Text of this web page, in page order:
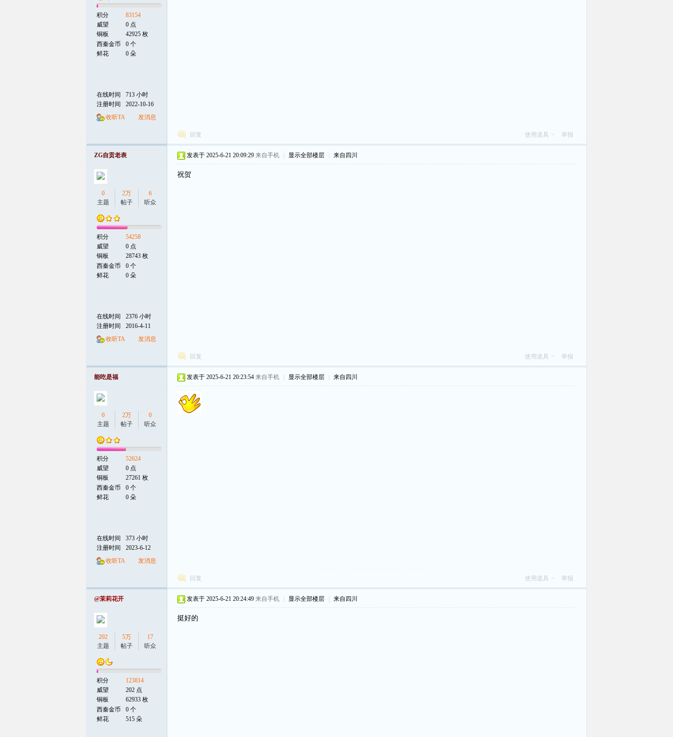
积分
83154
威望
0 点
铜板
42925 枚
西秦金币
0 个
鲜花
0 朵
在线时间
713 小时
注册时间
2022-10-16
收听TA
发消息
回复 使用道具 举报
ZG自贡老表
0
主题
2万
帖子
6
听众
积分
54258
威望
0 点
铜板
28743 枚
西秦金币
0 个
鲜花
0 朵
在线时间
2376 小时
注册时间
2016-4-11
收听TA
发消息
发表于 2025-6-21 20:09:29 来自手机 显示全部楼层 来自四川
祝贺
回复 使用道具 举报
能吃是福
0
主题
2万
帖子
0
听众
积分
52624
威望
0 点
铜板
27261 枚
西秦金币
0 个
鲜花
0 朵
在线时间
373 小时
注册时间
2023-6-12
收听TA
发消息
发表于 2025-6-21 20:23:54 来自手机 显示全部楼层 来自四川
回复 使用道具 举报
@茉莉花开
202
主题
5万
帖子
17
听众
积分
123814
威望
202 点
铜板
62933 枚
西秦金币
0 个
鲜花
515 朵
发表于 2025-6-21 20:24:49 来自手机 显示全部楼层 来自四川
挺好的